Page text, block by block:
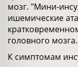
мозг. "Мини-
ишемические
головного мозга.
К симптомам